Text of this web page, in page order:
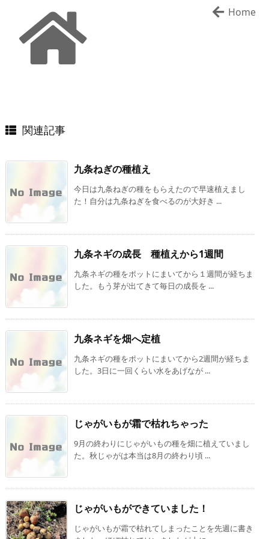
Home
関連記事
九条ねぎの種植え
今日は九条ねぎの種をもらえたので早速植えまし
た！自分は九条ねぎを食べるのが大好き ...
九条ネギの成長 種植えから1週間
九条ネギの種をポットにまいてから１週間が経ちま
した。もう芽が出てきて毎日の成長を ...
九条ネギを畑へ定植
九条ネギの種をポットにまいてから2週間が経ちま
した。3日に一回くらい水をあげなが ...
じゃがいもが霜で枯れちゃった
9月の終わりにじゃがいもの種を畑に植えていまし
た。秋じゃがは本当は8月の終わり頃 ...
じゃがいもができていました！
じゃがいもが霜で枯れてしまったことを先週に書き